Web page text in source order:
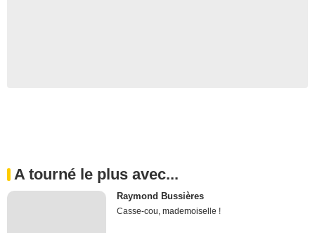
A tourné le plus avec...
Raymond Bussières
Casse-cou, mademoiselle !